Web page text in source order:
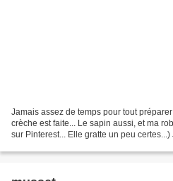
Jamais assez de temps pour tout
crèche est faite... Le sapin aussi, et ma
sur Pinterest... Elle gratte un peu